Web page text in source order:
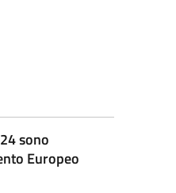
sono
Europeo